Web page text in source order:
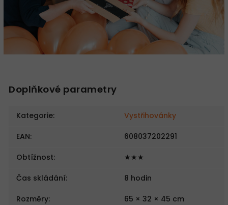
Doplňkové parametry
Kategorie: Vystřihovánky
EAN: 608037202291
Obtížnost: ★★★
Čas skládání: 8 hodin
Rozměry: 65 × 32 × 45 cm